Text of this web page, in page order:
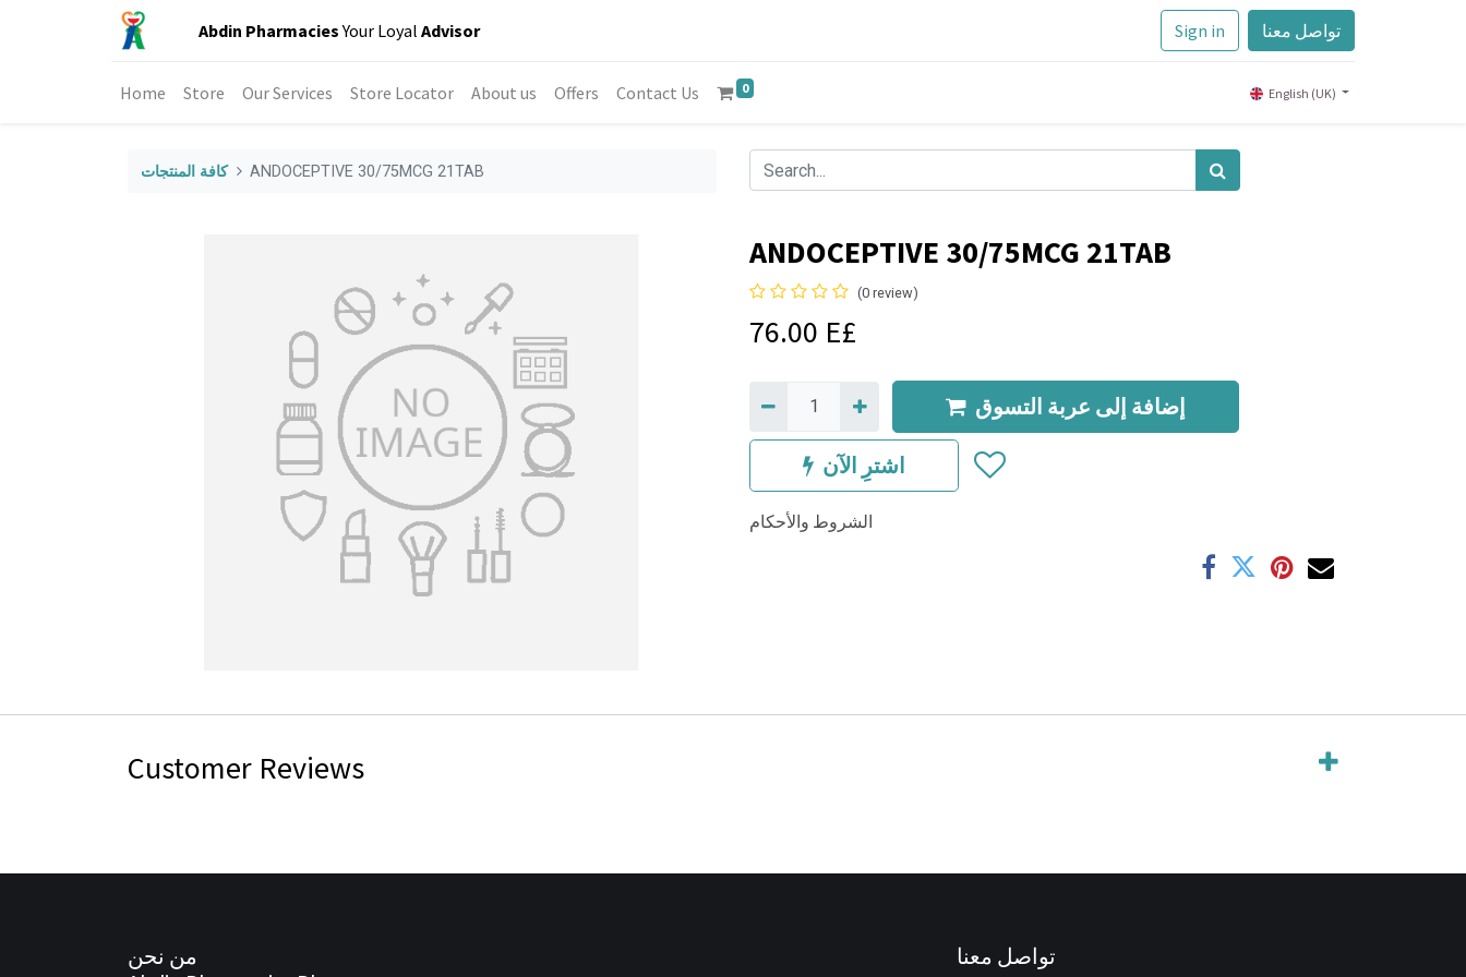
Abdin PharmaciesYour Loyal Advisor Sign in تواصل معنا
Home Store Our Services Store Locator About us Offers Contact Us 0 English (UK)
كافة المنتجات ANDOCEPTIVE 30/75MCG 21TAB
ANDOCEPTIVE 30/75MCG 21TAB
(0 review)
76.00 E£
إضافة إلى عربة التسوق
اشترِ الآن
الشروط والأحكام
Customer Reviews
من نحن
تواصل معنا